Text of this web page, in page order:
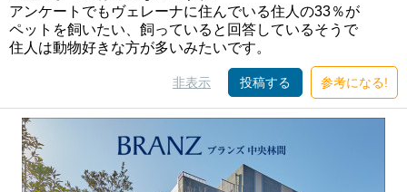
アンケートでもヴェレーナに住んでいる住人の33％が
ペットを飼いたい、飼っていると回答しているそうで
住人は動物好きな方が多いみたいです。
非表示 投稿する 参考になる!